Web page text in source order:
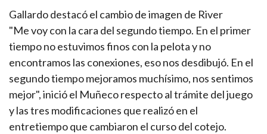
Gallardo destacó el cambio de imagen de River
"Me voy con la cara del segundo tiempo. En el primer
tiempo no estuvimos finos con la pelota y no
encontramos las conexiones, eso nos desdibujó. En el
segundo tiempo mejoramos muchísimo, nos sentimos
mejor", inició el Muñeco respecto al trámite del juego
y las tres modificaciones que realizó en el
entretiempo que cambiaron el curso del cotejo.